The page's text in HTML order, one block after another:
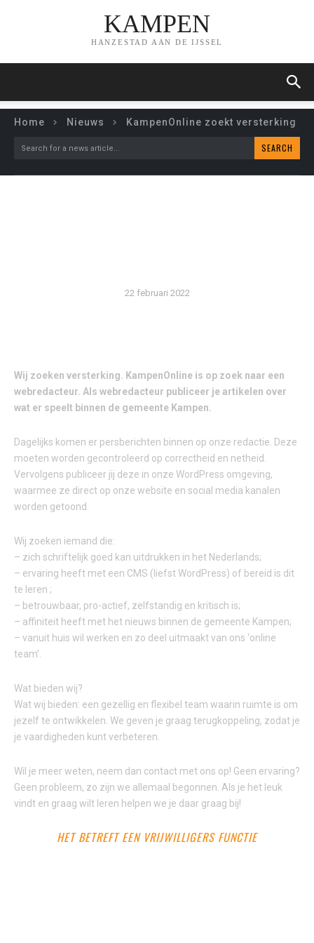
KAMPEN
HANZESTAD AAN DE IJSSEL
Home Nieuws KampenOnline zoekt versterking
Search for a news article... SEARCH
22 februari 2022
Wij zoeken versterking. KampenOnline is op zoek naar een
webredacteur. Als webredacteur publiceer je artikelen over
wat er speelt binnen de gemeente Kampen.
Dagelijks komen er persberichten binnen op onze redactie. Deze
moeten worden gecontroleerd op correctheid en netheid.
Vervolgens publiceer jij deze in onze WordPress omgeving,
waarmee ze direct op onze website en social media kanalen
worden getoond.
Wij zoeken iemand die:
– zich schriftelijk goed kan uitdrukken in het Nederlands;
– ervaring heeft met een CMS (liefst WordPress) of bereid is dit
te leren ;
– betrouwbaar, pro-actief, zelfstandig en kritisch is;
– affiniteit heeft met het nieuws binnen de gemeente Kampen;
– vanuit huis wil werken en zo deel uitmaakt van ons ‘online
team’.
Wat bieden wij?
Wat wij bieden: een gezellig en flexibel team waarin ruimte is om
jezelf te ontwikkelen. We geven je graag terugkoppeling, zodat je
je vaardigheden kunt verbeteren.
Wil je meer weten, neem dan contact met ons op! Geen ervaring?
Geen probleem, zo zijn we allemaal begonnen. Als je het leuk
vindt en graag wilt leren helpen we je daar graag bij!
HET BETREFT EEN VRIJWILLIGERS FUNCTIE